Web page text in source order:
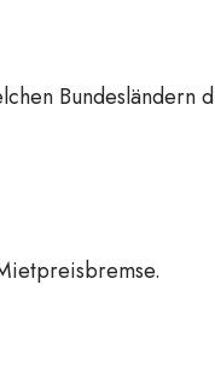
Bundesländern